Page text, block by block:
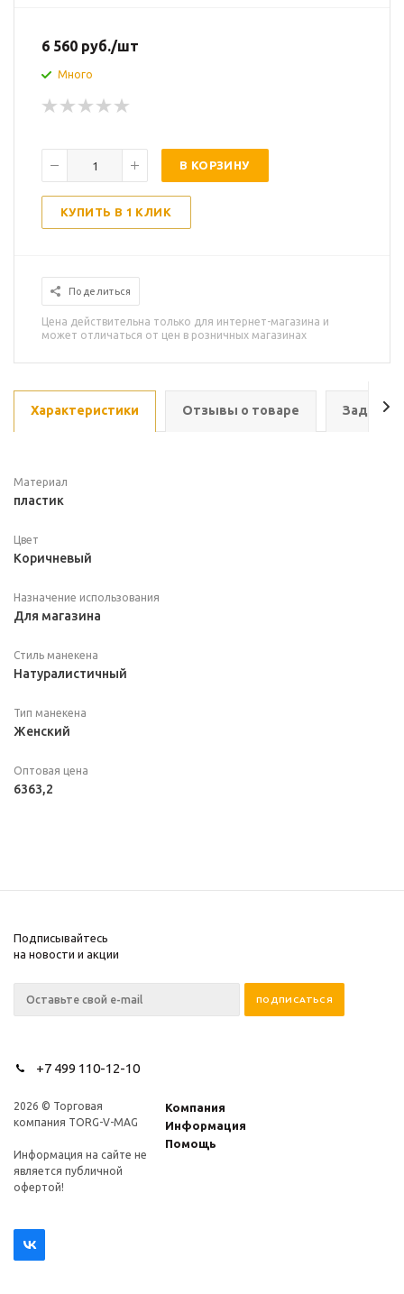
6 560 руб./шт
Много
В КОРЗИНУ
КУПИТЬ В 1 КЛИК
Поделиться
Цена действительна только для интернет-магазина и
может отличаться от цен в розничных магазинах
Характеристики Отзывы о товаре Задать
Материал
пластик
Цвет
Коричневый
Назначение использования
Для магазина
Стиль манекена
Натуралистичный
Тип манекена
Женский
Оптовая цена
6363,2
Подписывайтесь
на новости и акции
+7 499 110-12-10
2026 © Торговая
компания TORG-V-MAG
Информация на сайте не
является публичной
офертой!
Компания
Информация
Помощь